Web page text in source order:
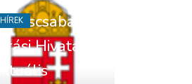
Békéscsabai
Járási Hivatal
aktuális
HÍREK